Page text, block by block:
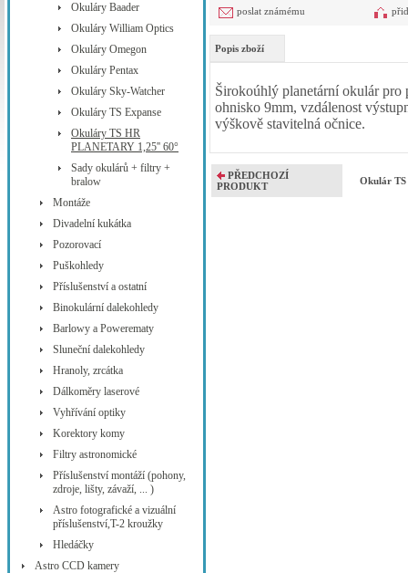
Okuláry Baader
Okuláry William Optics
Okuláry Omegon
Okuláry Pentax
Okuláry Sky-Watcher
Okuláry TS Expanse
Okuláry TS HR
PLANETARY 1,25'' 60°
Sady okulárů + filtry +
bralow
Montáže
Divadelní kukátka
Pozorovací
Puškohledy
Příslušenství a ostatní
Binokulární dalekohledy
Barlowy a Powerematy
Sluneční dalekohledy
Hranoly, zrcátka
Dálkoměry laserové
Vyhřívání optiky
Korektory komy
Filtry astronomické
Příslušenství montáží (pohony,
zdroje, lišty, závaží, ... )
Astro fotografické a vizuální
příslušenství,T-2 kroužky
Hledáčky
Astro CCD kamery
poslat známému
Popis zboží
Širokoúhlý planetární okulár pro
ohnisko 9mm, vzdálenost
výškově stavitelná očnice.
PŘEDCHOZÍ
PRODUKT
Okulár